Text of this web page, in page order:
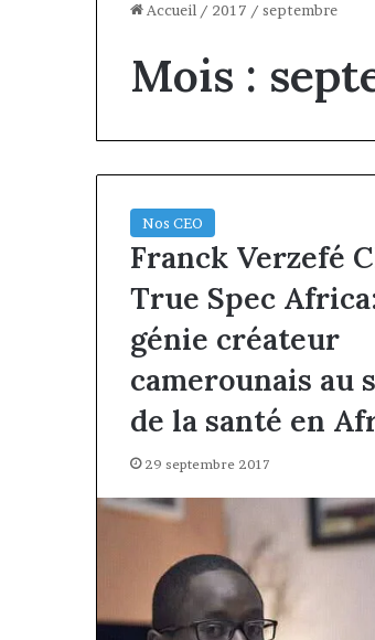
Accueil / 2017 / septembre
Mois :
Nos CEO
Franck Verzefé
True Spec
génie créateur
camerounais au
de la santé en
29 septembre 2017